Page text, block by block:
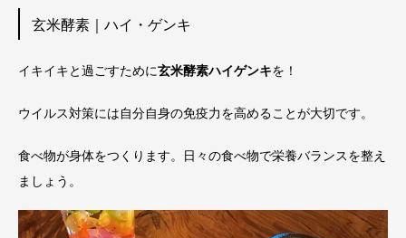
玄米酵素｜ハイ・ゲンキ
イキイキと過ごすために玄米酵素ハイゲンキを！
ウイルス対策には自分自身の免疫力を高めることが大切です。
食べ物が身体をつくります。日々の食べ物で栄養バランスを整え
ましょう。